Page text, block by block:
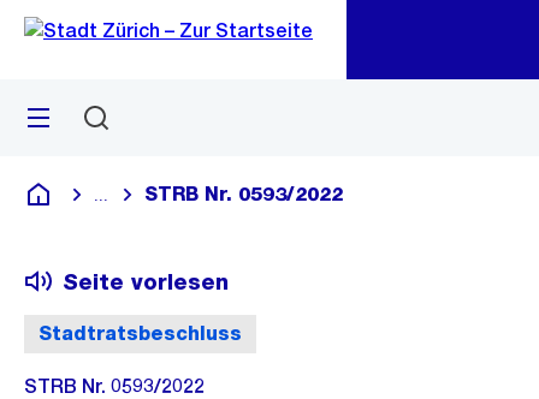
Navigation
Sprunglink
Menü
Deutsch
Blende alle Breadcrumbs ein
STRB Nr. 0593/2022
Stadtratsbeschluss
Seite vorlesen
STRB Nr. 0593/2022